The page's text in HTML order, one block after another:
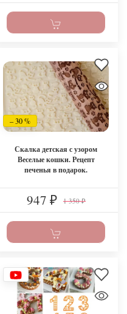
– 30 %
Скалка детская с узором
Веселые кошки. Рецепт
печенья в подарок.
947 ₽ 1 350₽